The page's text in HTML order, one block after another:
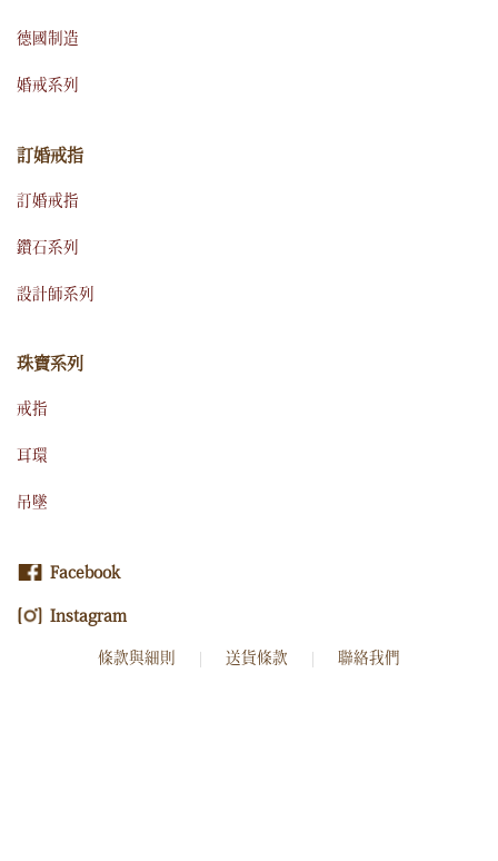
德國制造
婚戒系列
訂婚戒指
訂婚戒指
鑽石系列
設計師系列
珠寶系列
戒指
耳環
吊墜
Facebook
Instagram
條款與細則 送貨條款 聯絡我們